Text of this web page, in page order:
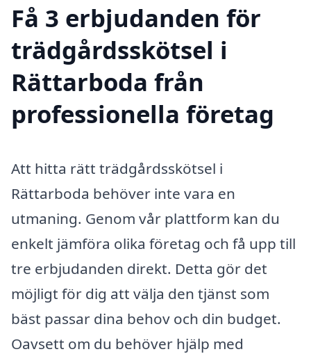
Få 3 erbjudanden för
trädgårdsskötsel i
Rättarboda från
professionella företag
Att hitta rätt trädgårdsskötsel i
Rättarboda behöver inte vara en
utmaning. Genom vår plattform kan du
enkelt jämföra olika företag och få upp till
tre erbjudanden direkt. Detta gör det
möjligt för dig att välja den tjänst som
bäst passar dina behov och din budget.
Oavsett om du behöver hjälp med